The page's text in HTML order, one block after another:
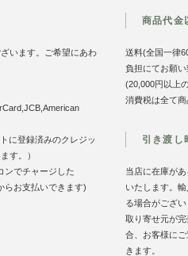
います。ご希望にあわ
に登録済みのクレジッ
す。）
ンでチャージした
らお支払いできます)
商品代金
送料(全国一律
負担にてお願い
(20,000円以上
消費税は全て商
引き渡し
当店に在庫が
いたします。
る場合がござい
取り寄せ元が
合、お客様に
きます。